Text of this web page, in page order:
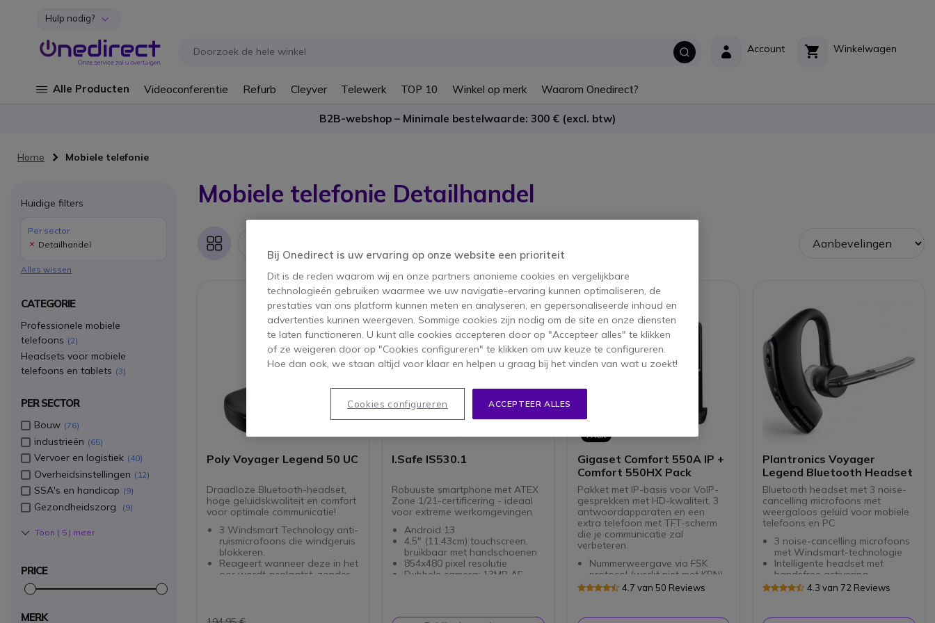
Ga naar de inhoud
Hulp nodig?
Winkelwagen
Account
Alle Producten Videoconferentie Refurb Cleyver Telewerk TOP 10 Winkel op merk Waarom Onedirect?
B2B-webshop – Minimale bestelwaarde: 300 € (excl. btw)
Home Mobiele telefonie
Mobiele telefonie Detailhandel
Foto-
Poly Voyager Legend 50 UC
Draadloze Bluetooth-headset,
hoge geluidskwaliteit en comfort
voor optimale communicatie!
3 Windsmart Technology anti-
ruismicrofoons die windgeruis
blokkeren.
Reageert wanneer deze in het
oor wordt geplaatst, zonder
Multipoint: hiermee kunt u 2
I.Safe IS530.1
Robuuste smartphone met ATEX
Zone 1/21-certificering - ideaal
voor extreme werkomgevingen
Android 13
4,5" (11,43cm) touchscreen,
bruikbaar met handschoenen
854x480 pixel resolutie
Dubbele camera: 13MP AF
militaire STD810G certificering
PACK
Gigaset Comfort 550A IP +
Comfort 550HX Pack
Pakket met IP-basis voor VoIP-
gesprekken met HD-kwaliteit, 3
antwoordapparaten en een
extra telefoon met TFT-scherm
die je communicatie zal
verbeteren.
Nummerweergave via FSK
protocol (werkt niet met KPN)
Tot 6 SIP-accounts en 4
Extra draadloze telefoon
4.7 van 50 Reviews
Plantronics Voyager
Legend Bluetooth Headset
Bluetooth headset met 3 noise-
cancelling microfoons met
weergaloos geluid voor mobiele
telefoons en PC
3 noise-cancelling microfoons
met Windsmart-technologie
Intelligente headset met
handsfree activering
Caller ID-aankondiging
Headset batterij indicator voor
4.3 van 72 Reviews
Huidige filters
Per sector
Detailhandel
Alles wissen
CATEGORIE
Professionele mobiele
telefoons
2
Headsets voor mobiele
telefoons en tablets
3
PER SECTOR
Bouw 76
industrieën 65
Vervoer en logistiek 40
Overheidsinstellingen 12
SSA's en handicap 9
Gezondheidszorg 9
Toon ( 5 ) meer
PRICE
MERK
Bij Onedirect is uw ervaring op onze website een prioriteit
Dit is de reden waarom wij en onze partners anonieme cookies en vergelijkbare
technologieën gebruiken waarmee we uw navigatie-ervaring kunnen optimaliseren, de
prestaties van ons platform kunnen meten en analyseren, en gepersonaliseerde inhoud en
advertenties kunnen weergeven. Sommige cookies zijn nodig om de site en onze diensten
te laten functioneren. U kunt alle cookies accepteren door op "Accepteer alles" te klikken
of ze weigeren door op "Cookies configureren" te klikken om uw keuze te configureren.
Hoe dan ook, we staan altijd voor klaar en helpen u graag bij het vinden van wat u zoekt!
ACCEPTEER ALLES
Cookies configureren